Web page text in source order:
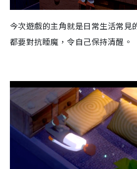
今次遊戲的主角就是日常生活常見
都要對抗睡魔，令自己保持清醒。